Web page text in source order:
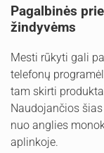
Pagalbinės
žindyvėms
Mesti rūkyti gali
telefonų
tam skirti
Naudojančios
nuo anglies
aplinkoje.